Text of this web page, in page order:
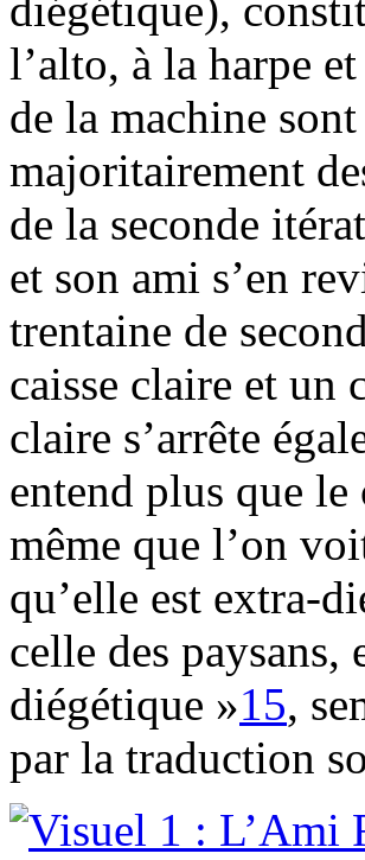
l’alto, à la harpe
de la machine
majoritairement
de la seconde
et son ami s’en
trentaine de
caisse claire et un
claire s’arrête
entend plus que le
même que l’on
qu’elle est extra-
celle des paysans,
diégétique »15,
par la traduction